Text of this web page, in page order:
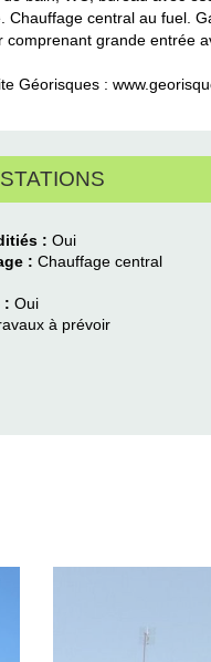
central au fuel.
grande entrée
Géorisques :
:Oui
:Chauffage central
:Oui
à prévoir